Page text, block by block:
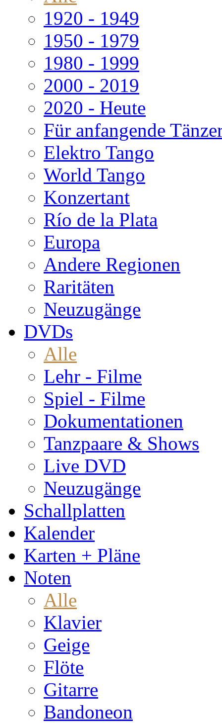
1920 - 1949
1950 - 1979
1980 - 1999
2000 - 2019
2020 - Heute
Für anfangende
Elektro Tango
World Tango
Konzertant
Río de la Plata
Europa
Andere Regionen
Raritäten
Neuzugänge
DVDs
Alle
Lehr - Filme
Spiel - Filme
Dokumentationen
Tanzpaare & Shows
Live DVD
Neuzugänge
Schallplatten
Kalender
Karten + Pläne
Noten
Alle
Klavier
Geige
Flöte
Gitarre
Bandoneon